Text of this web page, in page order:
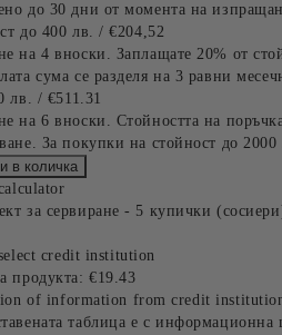
до 30 дни от момента на
до 400 лв. / €204,52
на 4 вноски. Заплащате 20% от
сума се разделя на 3 равни
лв. / €511.31
на 6 вноски. Стойността на
За покупки на стойност до
за сервиране - 5 купички
credit institution
продукта: €19.43
of information from credit
таблица е с информационна